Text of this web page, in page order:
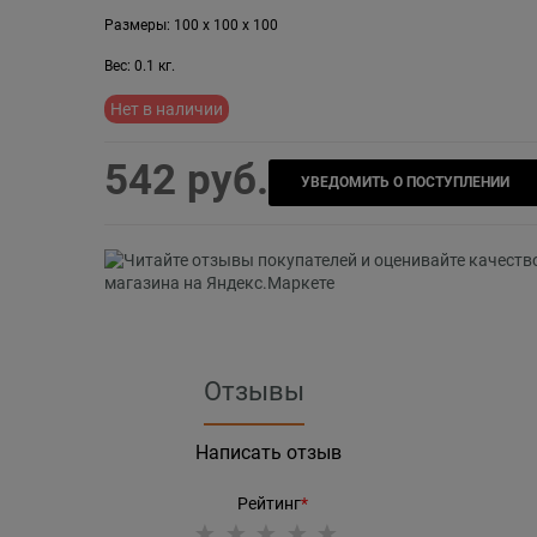
Размеры: 100 x 100 x 100
Вес: 0.1 кг.
Нет в наличии
542 руб. УВЕДОМИТЬ О ПОСТУПЛЕНИИ
Отзывы
Написать отзыв
Рейтинг